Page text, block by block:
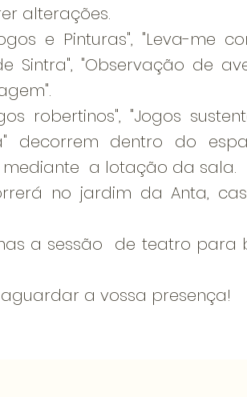
alterações.
e Pinturas", "Leva-me
"Observação de
robertinos", "Jogos
decorrem dentro do
mediante a lotação da sala.
no jardim da Anta,
a sessão de teatro para
a vossa presença!